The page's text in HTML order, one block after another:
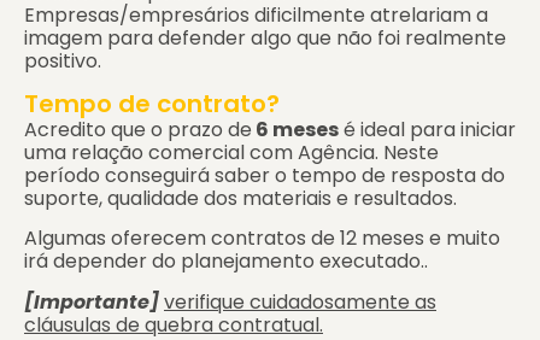
Empresas/empresários dificilmente atrelariam a
imagem para defender algo que não foi realmente
positivo.
Tempo de contrato?
Acredito que o prazo de 6 mesesé ideal para iniciar
uma relação comercial com Agência. Neste
período conseguirá saber o tempo de resposta do
suporte, qualidade dos materiais e resultados.
Algumas oferecem contratos de 12 meses e muito
irá depender do planejamento executado..
[Importante]verifique cuidadosamente as
cláusulas de quebra contratual.